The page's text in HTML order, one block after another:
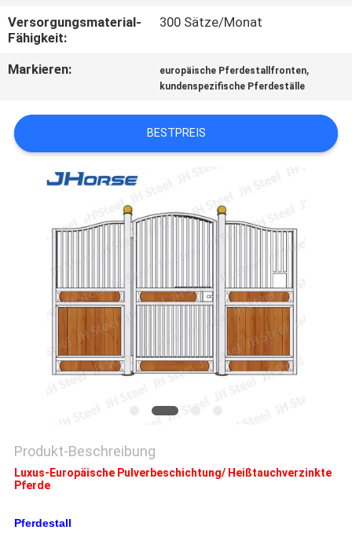
VERBINDUNG
SIE
EIN
ZITAT
DATENSCHUTZRICHTLINIE
Versorgungsmaterial-
Fähigkeit:
300 Sätze/Monat
Markieren: europäische Pferdestallfronten,
kundenspezifische Pferdeställe
BESTPREIS
Produkt-Beschreibung
Luxus-Europäische Pulverbeschichtung/ Heißtauchverzinkte
Pferde
Pferdestall